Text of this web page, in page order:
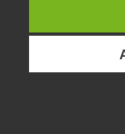
Heimatkitsch
liebevolle
geht auch um
sauglatt, dafür